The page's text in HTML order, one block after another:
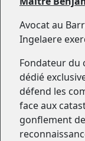
Avocat au
Ingelaere
Fondateur du
dédié
défend les
face aux
gonflement